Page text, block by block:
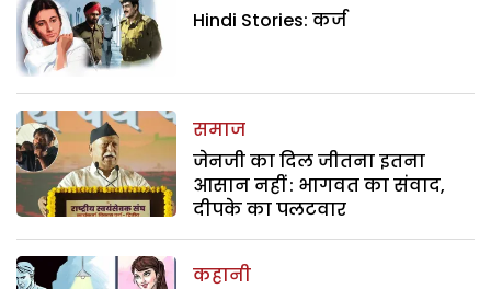
Hindi Stories: कर्ज
समाज
जेनजी का दिल जीतना इतना
आसान नहीं : भागवत का संवाद,
दीपके का पलटवार
कहानी